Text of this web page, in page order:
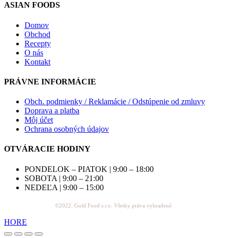
ASIAN FOODS
Domov
Obchod
Recepty
O nás
Kontakt
PRÁVNE INFORMÁCIE
Obch. podmienky / Reklamácie / Odstúpenie od zmluvy
Doprava a platba
Môj účet
Ochrana osobných údajov
OTVÁRACIE HODINY
PONDELOK – PIATOK | 9:00 – 18:00
SOBOTA | 9:00 – 21:00
NEDEĽA | 9:00 – 15:00
©2022. Gold Food s.r.o. Všetky práva vyhradené.
HORE